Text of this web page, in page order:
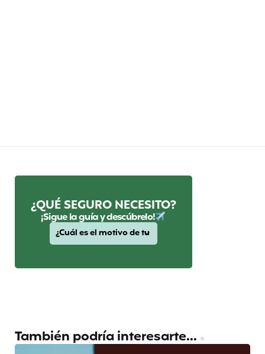
¿QUÉ SEGURO NECESITO?
¡Sigue la guía y descúbrelo!
También podría interesarte...